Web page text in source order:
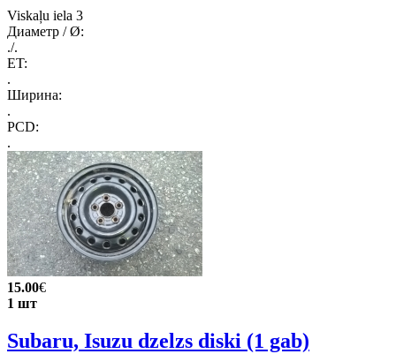
Viskaļu iela 3
Диаметр / Ø:
./.
ET:
.
Ширина:
.
PCD:
.
15.00€
1 шт
Subaru, Isuzu dzelzs diski (1 gab)